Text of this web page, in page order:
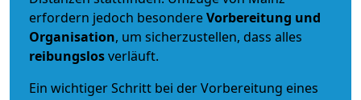
erfordern jedoch besondereVorbereitung und
Organisation, um sicherzustellen, dass alles
reibungslosverläuft.
Ein wichtiger Schritt bei der Vorbereitung eines